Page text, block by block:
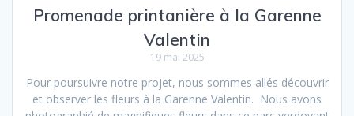
Promenade printanière à la Garenne
Valentin
19 mai 2025
Pour poursuivre notre projet, nous sommes allés découvrir
et observer les fleurs à la Garenne Valentin. Nous avons